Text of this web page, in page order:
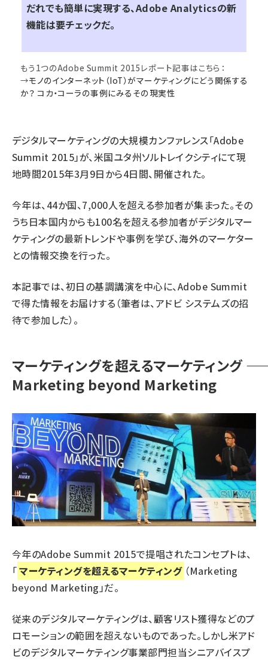
だれでも簡単に実現する、Adobe Analyticsの新
機能は要チェックだ。
もう1つのAdobe Summit 2015レポート記事はこちら：
→モノのインターネット（IoT）がマーケティングにどう関係する
か？ コカ・コーラの事例にみるその現実性
デジタルマーケティングの大規模カンファレンス「Adobe
Summit 2015」が、米国ユタ州ソルトレイクシティにて現
地時間2015年3月9日から4日間、開催された。
今年は、44か国、7,000人を超える参加者が集まった。その
うち日本国内からも100名を超える参加者がデジタルマー
ケティングの最新トレンドや事例を学び、海外のマーケター
との情報交換を行った。
本記事では、初日の基調講演を中心に、Adobe Summit
で得た情報をお届けする（筆者は、アドビ システムズの招
待で参加した）。
マーケティングを超えるマーケティング ――
Marketing beyond Marketing
今年のAdobe Summit 2015で提唱されたコンセプトは、
「マーケティングを超えるマーケティング （Marketing
beyond Marketing」だ。
従来のデジタルマーケティングは、顧客リスト獲得などのプ
ロモーションの範囲を超えないものであった。しかし米アド
ビのデジタルマーケティング事業部門担当シニアバイスプ